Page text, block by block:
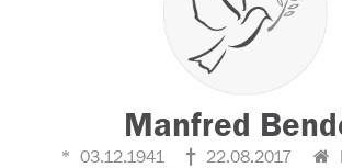
Manfred
03.12.1941 22.08.2017